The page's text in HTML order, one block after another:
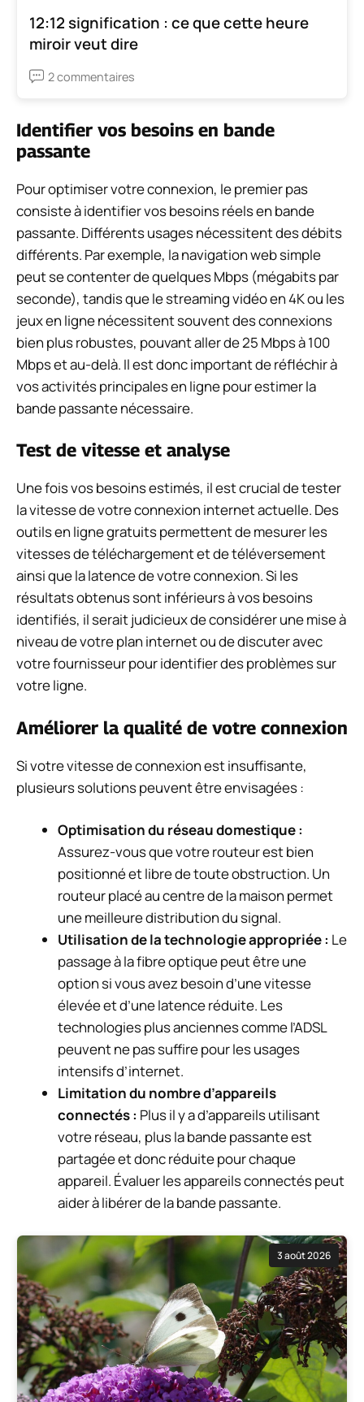
12:12 signification : ce que cette heure
miroir veut dire
2 commentaires
Identifier vos besoins en bande
passante
Pour optimiser votre connexion, le premier pas
consiste à identifier vos besoins réels en bande
passante. Différents usages nécessitent des débits
différents. Par exemple, la navigation web simple
peut se contenter de quelques Mbps (mégabits par
seconde), tandis que le streaming vidéo en 4K ou les
jeux en ligne nécessitent souvent des connexions
bien plus robustes, pouvant aller de 25 Mbps à 100
Mbps et au-delà. Il est donc important de réfléchir à
vos activités principales en ligne pour estimer la
bande passante nécessaire.
Test de vitesse et analyse
Une fois vos besoins estimés, il est crucial de tester
la vitesse de votre connexion internet actuelle. Des
outils en ligne gratuits permettent de mesurer les
vitesses de téléchargement et de téléversement
ainsi que la latence de votre connexion. Si les
résultats obtenus sont inférieurs à vos besoins
identifiés, il serait judicieux de considérer une mise à
niveau de votre plan internet ou de discuter avec
votre fournisseur pour identifier des problèmes sur
votre ligne.
Améliorer la qualité de votre connexion
Si votre vitesse de connexion est insuffisante,
plusieurs solutions peuvent être envisagées :
Optimisation du réseau domestique :
Assurez-vous que votre routeur est bien
positionné et libre de toute obstruction. Un
routeur placé au centre de la maison permet
une meilleure distribution du signal.
Utilisation de la technologie appropriée : Le
passage à la fibre optique peut être une
option si vous avez besoin d’une vitesse
élevée et d’une latence réduite. Les
technologies plus anciennes comme l’ADSL
peuvent ne pas suffire pour les usages
intensifs d’internet.
Limitation du nombre d’appareils
connectés : Plus il y a d’appareils utilisant
votre réseau, plus la bande passante est
partagée et donc réduite pour chaque
appareil. Évaluer les appareils connectés peut
aider à libérer de la bande passante.
3 août 2026